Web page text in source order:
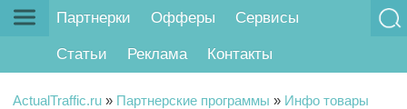
Партнерки Офферы Сервисы
Статьи Реклама Контакты
ActualTraffic.ru » Партнерские программы » Инфо товары